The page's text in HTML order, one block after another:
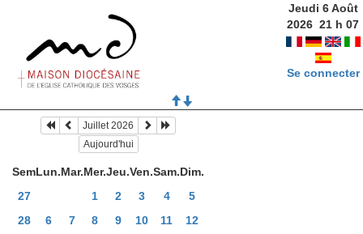
Jeudi 6 Août
2026 21 h07
Se connecter
Juillet 2026
Aujourd'hui
SemLun.Mar.Mer.Jeu.Ven.Sam.Dim.
27
1 2 3 4
5
28
6 7 8 9 10 11
12